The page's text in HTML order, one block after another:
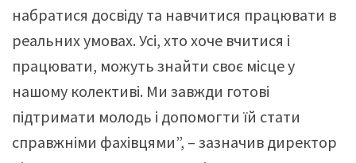
набратися досвіду та навчитися працювати в
реальних умовах. Усі, хто хоче вчитися і
працювати, можуть знайти своє місце у
нашому колективі. Ми завжди готові
підтримати молодь і допомогти їй стати
справжніми фахівцями”, – зазначив директор